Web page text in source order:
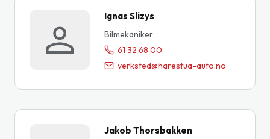
Ignas Slizys
Bilmekaniker
61 32 68 00
verksted@harestua-auto.no
Jakob Thorsbakken